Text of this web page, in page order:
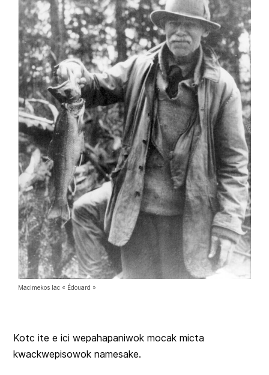
Macimekos lac « Édouard »
Kotc ite e ici wepahapaniwok mocak micta
kwackwepisowok namesake.